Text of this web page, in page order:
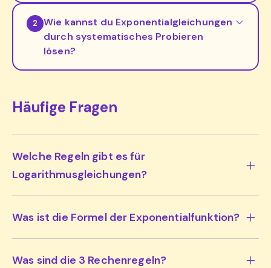
2
Wie kannst du Exponentialgleichungen
durch systematisches Probieren
lösen?
Häufige Fragen
Welche Regeln gibt es für
Logarithmusgleichungen?
Was ist die Formel der Exponentialfunktion?
Was sind die 3 Rechenregeln?